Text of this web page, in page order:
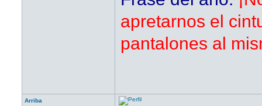
apretarnos el
pantalones al
Arriba